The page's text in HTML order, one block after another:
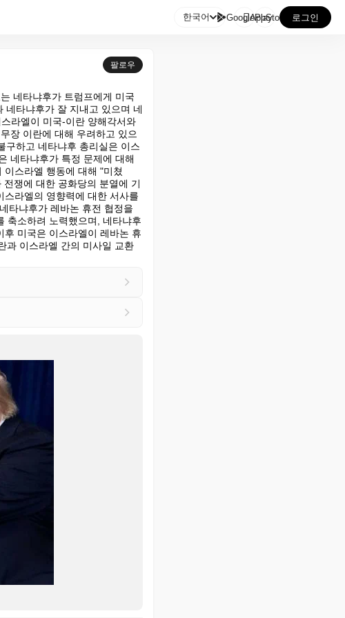
한국어 GooglePlay
AppStore 로그인
팔로우
네타냐후가 트럼프에게 미국
네타냐후가 잘 지내고 있으며 네
라엘이 미국-이란 양해각서와
장 이란에 대해 우려하고 있으
구하고 네타냐후 총리실은 이스
네타냐후가 특정 문제에 대해
스라엘 행동에 대해 "미쳤
쟁에 대한 공화당의 분열에 기
라엘의 영향력에 대한 서사를
타냐후가 레바논 휴전 협정을
축소하려 노력했으며, 네타냐후
미국은 이스라엘이 레바논 휴
과 이스라엘 간의 미사일 교환